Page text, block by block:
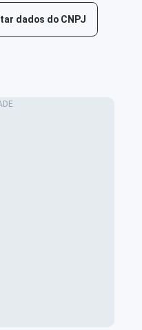
dados do CNPJ